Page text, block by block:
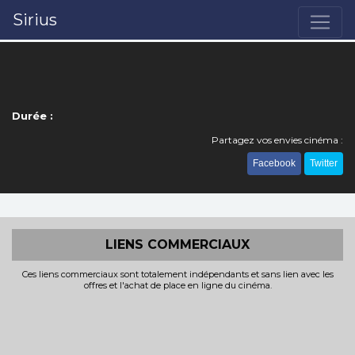
Sirius
Durée :
Partagez vos envies cinéma :
Facebook Twitter
LIENS COMMERCIAUX
Ces liens commerciaux sont totalement indépendants et sans lien avec les
offres et l'achat de place en ligne du cinéma.